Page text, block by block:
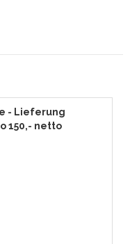
- Lieferung
150,- netto